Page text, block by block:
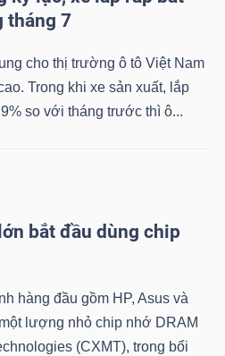
tháng 7
cho thị trường ô tô Việt Nam
Trong khi xe sản xuất, lắp
so với tháng trước thì ô...
bắt đầu dùng chip
hàng đầu gồm HP, Asus và
lượng nhỏ chip nhớ DRAM
(CXMT), trong bối